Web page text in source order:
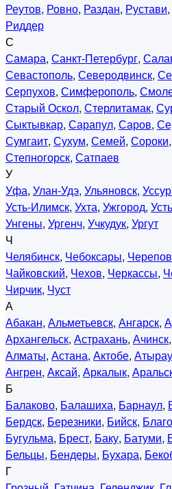
Реутов, Ровно, Раздан, Рустави,
Риддер
С
Самара, Санкт-Петербург,
Севастополь, Северодвинск,
Серпухов, Симферополь,
Старый Оскол, Стерлитамак,
Сыктывкар, Сарапул, Саров,
Сумгаит, Сухум, Семей, Сороки,
Степногорск, Сатпаев
У
Уфа, Улан-Удэ, Ульяновск,
Усть-Илимск, Ухта, Ужгород,
Унгены, Ургенч, Учкудук, Ургут
Ч
Челябинск, Чебоксары,
Чайковский, Чехов, Черкассы,
Чирчик, Чуст
А
Абакан, Альметьевск, Ангарск,
Архангельск, Астрахань, Ачинск,
Алматы, Астана, Актобе, Атырау
Ангрен, Аксай, Аркалык,
Б
Балаково, Балашиха, Барнаул,
Бердск, Березники, Бийск,
Бугульма, Брест, Баку, Батуми,
Бельцы, Бендеры, Бухара,
Г